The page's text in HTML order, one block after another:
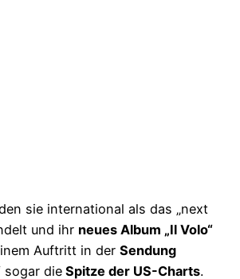
sie international als das „next
und ihr neues Album „Il Volo“
Auftritt in der Sendung
sogar die Spitze der US-Charts.